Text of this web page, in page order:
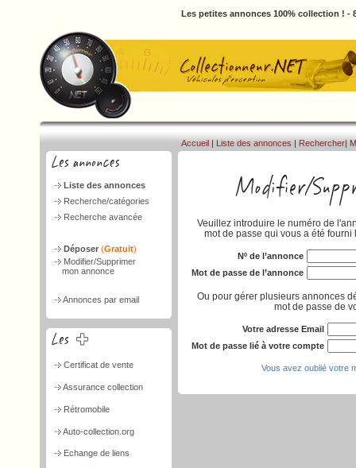
Les petites annonces 100% collection ! -
Liste des annonces
Recherche/catégories
Recherche avancée
Déposer (Gratuit)
Modifier/Supprimer
mon annonce
Annonces par email
Certificat de vente
Assurance collection
Rétromobile
Auto-collection.org
Echange de liens
Accueil | Liste des annonces | Rechercher|
Veuillez introduire le numéro de
mot de passe qui vous a été
Nº de l’annonce
Mot de passe de l’annonce
Ou pour gérer plusieurs annonces
mot de passe de
Votre adresse Email
Mot de passe lié à votre compte
Vous avez oublié votre